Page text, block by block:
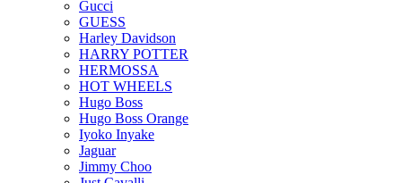
Gucci
GUESS
Harley Davidson
HARRY POTTER
HERMOSSA
HOT WHEELS
Hugo Boss
Hugo Boss Orange
Iyoko Inyake
Jaguar
Jimmy Choo